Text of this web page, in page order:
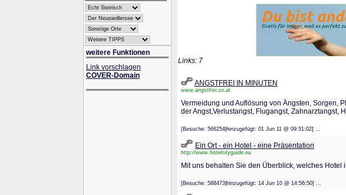
weitere Funktionen
Link vorschlagen
COVER-Domain
Links: 7
ANGSTFREI IN MINUTEN
www.angstfrei.co.at
Vermeidung und Auflösung von Ängsten, Sorgen,
der Angst,Verlustangst, Flugangst, Zahnarztangst,
[Besuche: 566254|hinzugefügt: 01 Jun 11 @ 09:31:02] ...
Ein Ort - ein Hotel - eine Präsentation
http://www.hotelcityguide.eu
Mit uns behalten Sie den Überblick, welches Hotel
[Besuche: 588473|hinzugefügt: 14 Jun 10 @ 14:56:50] ...